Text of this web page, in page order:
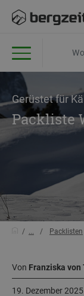
Gerüstet für
Packliste
... Packlisten
Von Franziska von
19. Dezember 2025